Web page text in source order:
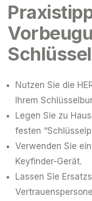
Nutzen Sie die
Ihrem
Legen Sie zu
festen
Verwenden Sie
Keyfinder-Gerät.
Lassen Sie